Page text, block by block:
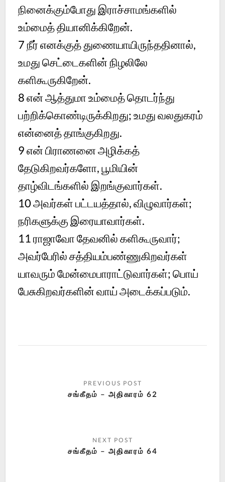
நினைக்கும்போது இராச்சாமங்களில்
உம்மைத் தியானிக்கிறேன்.
7நீர் எனக்குத் துணையாயிருந்ததினால்,
உமது செட்டைகளின் நிழலிலே
களிகூருகிறேன்.
8என் ஆத்துமா உம்மைத் தொடர்ந்து
பற்றிக்கொண்டிருக்கிறது; உமது வலதுகரம்
என்னைத் தாங்குகிறது.
9என் பிராணனை அழிக்கத்
தேடுகிறவர்களோ, பூமியின்
தாழ்விடங்களில் இறங்குவார்கள்.
10அவர்கள் பட்டயத்தால், விழுவார்கள்;
நரிகளுக்கு இரையாவார்கள்.
11ராஜாவோ தேவனில் களிகூருவார்;
அவர்பேரில் சத்தியம்பண்ணுகிறவர்கள்
யாவரும் மேன்மைபாராட்டுவார்கள்; பொய்
பேசுகிறவர்களின் வாய் அடைக்கப்படும்.
சங்கீதம் – அதிகாரம் 62
சங்கீதம் – அதிகாரம் 64